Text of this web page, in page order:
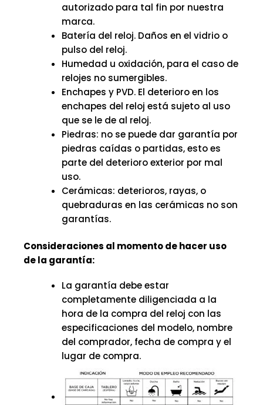
autorizado para tal fin por nuestra
marca.
Batería del reloj. Daños en el vidrio o
pulso del reloj.
Humedad u oxidación, para el caso de
relojes no sumergibles.
Enchapes y PVD. El deterioro en los
enchapes del reloj está sujeto al uso
que se le de al reloj.
Piedras: no se puede dar garantía por
piedras caídas o partidas, esto es
parte del deterioro exterior por mal
uso.
Cerámicas: deterioros, rayas, o
quebraduras en las cerámicas no son
garantías.
Consideraciones al momento de hacer uso
de la garantía:
La garantía debe estar
completamente diligenciada a la
hora de la compra del reloj con las
especificaciones del modelo, nombre
del comprador, fecha de compra y el
lugar de compra.